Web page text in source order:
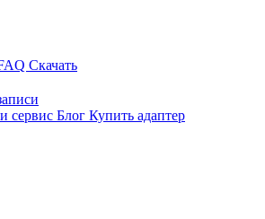
Скачать
сервис Блог Купить адаптер